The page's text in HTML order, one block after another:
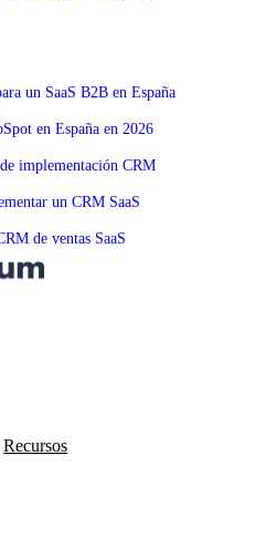
un SaaS B2B en España
en España en 2026
implementación CRM
un CRM SaaS
de ventas SaaS
Recursos